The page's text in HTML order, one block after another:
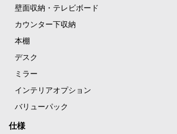
壁面収納・テレビボード
カウンター下収納
本棚
デスク
ミラー
インテリアオプション
バリューパック
仕様